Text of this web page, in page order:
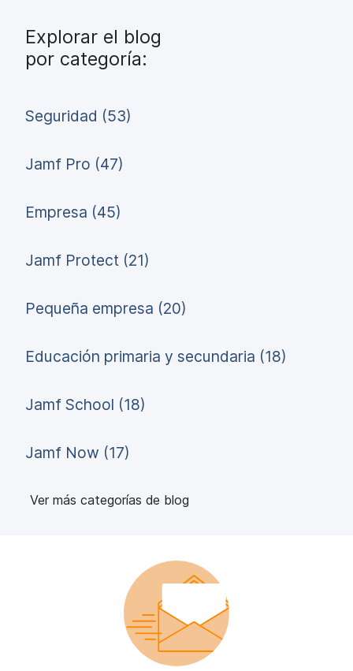
Explorar el blog
por categoría:
Seguridad (53)
Jamf Pro (47)
Empresa (45)
Jamf Protect (21)
Pequeña empresa (20)
Educación primaria y secundaria (18)
Jamf School (18)
Jamf Now (17)
Ver más categorías de blog